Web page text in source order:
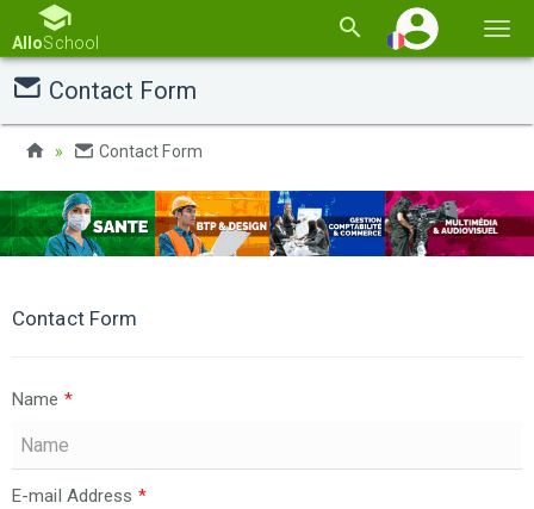
la
AlloSchool
Contact Form
Contact Form
Contact Form
Name *
E-mail Address *